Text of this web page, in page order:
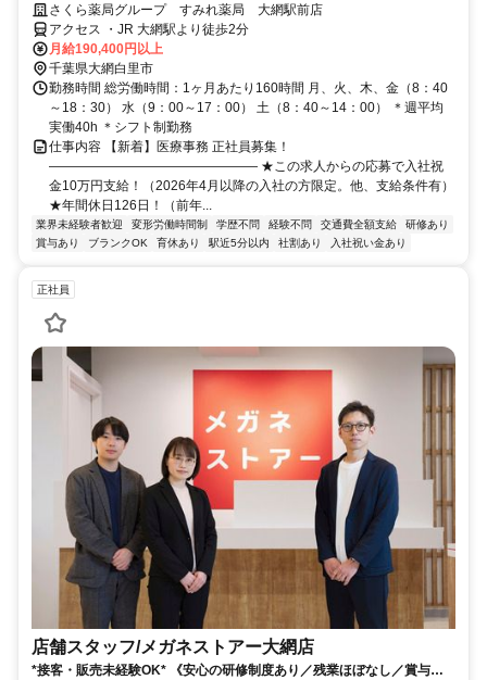
126日（前年度実績）／平均有休取得数11.5日（2025度実績）
さくら薬局グループ すみれ薬局 大網駅前店
アクセス ・JR 大網駅より徒歩2分
月給190,400円以上
千葉県大網白里市
勤務時間 総労働時間：1ヶ月あたり160時間 月、火、木、金（8：40
～18：30） 水（9：00～17：00） 土（8：40～14：00） ＊週平均
実働40h ＊シフト制勤務
仕事内容 【新着】医療事務 正社員募集！
―――――――――――――――― ★この求人からの応募で入社祝
金10万円支給！（2026年4月以降の入社の方限定。他、支給条件有）
★年間休日126日！（前年...
業界未経験者歓迎 変形労働時間制 学歴不問 経験不問 交通費全額支給
研修あり
賞与あり
ブランクOK 育休あり 駅近5分以内 社割あり 入社祝い金あり
正社員
店舗スタッフ/メガネストアー大網店
*接客・販売未経験OK* 《安心の研修制度あり／残業ほぼなし／賞与年2